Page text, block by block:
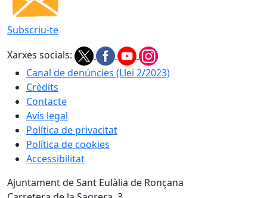
Subscriu-te
Xarxes socials:
Canal de denúncies (Llei 2/2023)
Crèdits
Contacte
Avís legal
Política de privacitat
Política de cookies
Accessibilitat
Ajuntament de Sant Eulàlia de Ronçana